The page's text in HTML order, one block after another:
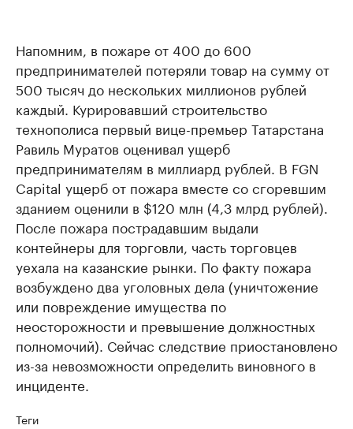
Напомним, в пожаре от 400 до 600
предпринимателей потеряли товар на сумму от
500 тысяч до нескольких миллионов рублей
каждый. Курировавший строительство
технополиса первый вице-премьер Татарстана
Равиль Муратов оценивал ущерб
предпринимателям в миллиард рублей. В FGN
Capital ущерб от пожара вместе со сгоревшим
зданием оценили в $120 млн (4,3 млрд рублей).
После пожара пострадавшим выдали
контейнеры для торговли, часть торговцев
уехала на казанские рынки. По факту пожара
возбуждено два уголовных дела (уничтожение
или повреждение имущества по
неосторожности и превышение должностных
полномочий). Сейчас следствие приостановлено
из-за невозможности определить виновного в
инциденте.
Теги